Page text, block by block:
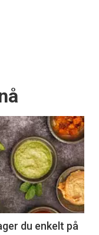
du enkelt på